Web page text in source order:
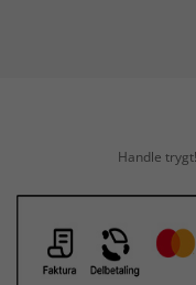
Handle